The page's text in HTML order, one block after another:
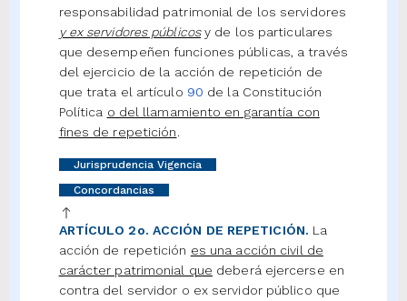
responsabilidad patrimonial de los servidores
y ex servidores públicosy de los particulares
que desempeñen funciones públicas, a través
del ejercicio de la acción de repetición de
que trata el artículo 90 de la Constitución
Política o del llamamiento en garantía con
fines de repetición.
Jurisprudencia Vigencia
Concordancias
ARTÍCULO 2o. ACCIÓN DE REPETICIÓN. La
acción de repetición es una acción civil de
carácter patrimonial que deberá ejercerse en
contra del servidor o ex servidor público que